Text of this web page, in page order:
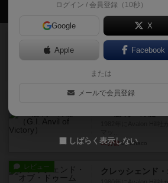
会員の新しい
ドミニオン：海辺
ドミニオン拡張第３
されます。今弾以前の
13分前
30分前by Chaco
レビュー クレッシェンド
ログイン / 会員登録（10秒）
Google X
Apple Facebook
または
メールで会員登録
しばらく表示しない